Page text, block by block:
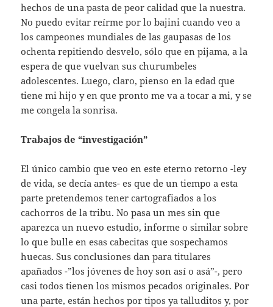
hechos de una pasta de peor calidad que la nuestra.
No puedo evitar reírme por lo bajini cuando veo a
los campeones mundiales de las gaupasas de los
ochenta repitiendo desvelo, sólo que en pijama, a la
espera de que vuelvan sus churumbeles
adolescentes. Luego, claro, pienso en la edad que
tiene mi hijo y en que pronto me va a tocar a mi, y se
me congela la sonrisa.
Trabajos de “investigación”
El único cambio que veo en este eterno retorno -ley
de vida, se decía antes- es que de un tiempo a esta
parte pretendemos tener cartografiados a los
cachorros de la tribu. No pasa un mes sin que
aparezca un nuevo estudio, informe o similar sobre
lo que bulle en esas cabecitas que sospechamos
huecas. Sus conclusiones dan para titulares
apañados -”los jóvenes de hoy son así o asá”-, pero
casi todos tienen los mismos pecados originales. Por
una parte, están hechos por tipos ya talluditos y, por